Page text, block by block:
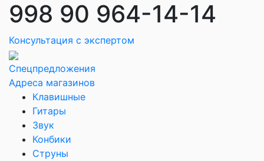
998 90 964-14-14
Консультация с экспертом
Спецпредложения
Адреса магазинов
Клавишные
Гитары
Звук
Конбики
Струны